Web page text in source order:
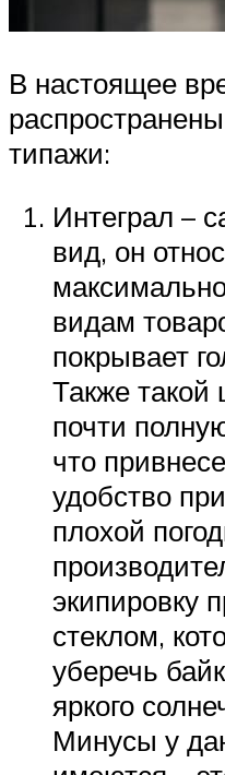
В настоящее
типажи:
Интеграл –
вид, он
видам
покрывает
Также такой
почти
что
удобство
плохой
экипировку
стеклом,
уберечь
яркого
Минусы у